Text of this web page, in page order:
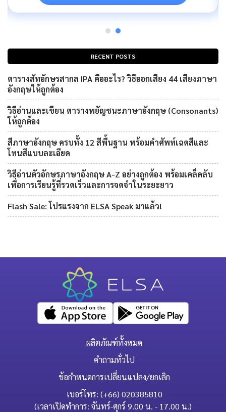
RECENT POSTS
ตารางสัทอักษรสากล IPA คืออะไร? วิธีออกเสียง 44 เสียงภาษา
อังกฤษให้ถูกต้อง
วิธีอ่านและเขียน ตารางพยัญชนะภาษาอังกฤษ (Consonants)
ให้ถูกต้อง
สีภาษาอังกฤษ ครบทั้ง 12 สีพื้นฐาน พร้อมคำศัพท์เฉดสีและ
โทนสีแบบละเอียด
วิธีอ่านตัวอักษรภาษาอังกฤษ A-Z อย่างถูกต้อง พร้อมเคล็ดลับ
เพื่อการเรียนรู้ที่รวดเร็วและการจดจำในระยะยาว
Flash Sale: โปรแรงจาก ELSA Speak มาแล้ว!
ผลิตภัณฑ์ทั้งหมด
คำถามทั่วไป
ข้อกำหนดการเปลี่ยนแปลง/ยกเลิก
เบอร์โทร: (+66) 020385810
(เวลาเปิดทำการ: จันทร์-ศุกร์ 9.00 น. - 17.00 น.)